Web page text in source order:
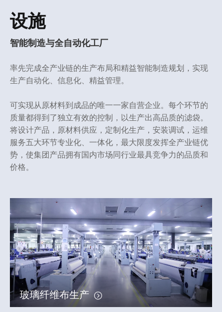
设施
智能制造与全自动化工厂
率先完成全产业链的生产布局和精益智能制造规划，实现
生产自动化、信息化、精益管理。
可实现从原材料到成品的唯一一家自营企业。每个环节的
质量都得到了独立有效的控制，以生产出高品质的滤袋。
将设计产品，原材料供应，定制化生产，安装调试，运维
服务五大环节专业化、一体化，最大限度发挥全产业链优
势，使集团产品拥有国内市场同行业最具竞争力的品质和
价格。
玻璃纤维布生产